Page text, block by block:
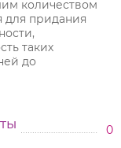
количеством
для придания
таких
до
0